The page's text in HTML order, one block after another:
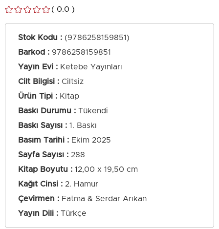
0.0
Stok Kodu
(9786258159851)
Barkod : 9786258159851
Yayın Evi
Ketebe Yayınları
Cilt Bilgisi
Ciltsiz
Ürün Tipi
Kitap
Baskı Durumu
Tükendi
Baskı Sayısı
1. Baskı
Basım Tarihi
Ekim 2025
Sayfa Sayısı
288
Kitap Boyutu
12,00 x 19,50 cm
Kağıt Cinsi
2. Hamur
Çevirmen
Fatma & Serdar Arıkan
Yayın Dili
Türkçe